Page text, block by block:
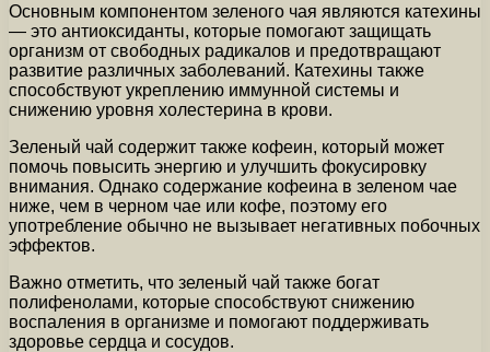
Основным компонентом зеленого чая являются катехины
— это антиоксиданты, которые помогают защищать
организм от свободных радикалов и предотвращают
развитие различных заболеваний. Катехины также
способствуют укреплению иммунной системы и
снижению уровня холестерина в крови.
Зеленый чай содержит также кофеин, который может
помочь повысить энергию и улучшить фокусировку
внимания. Однако содержание кофеина в зеленом чае
ниже, чем в черном чае или кофе, поэтому его
употребление обычно не вызывает негативных побочных
эффектов.
Важно отметить, что зеленый чай также богат
полифенолами, которые способствуют снижению
воспаления в организме и помогают поддерживать
здоровье сердца и сосудов.